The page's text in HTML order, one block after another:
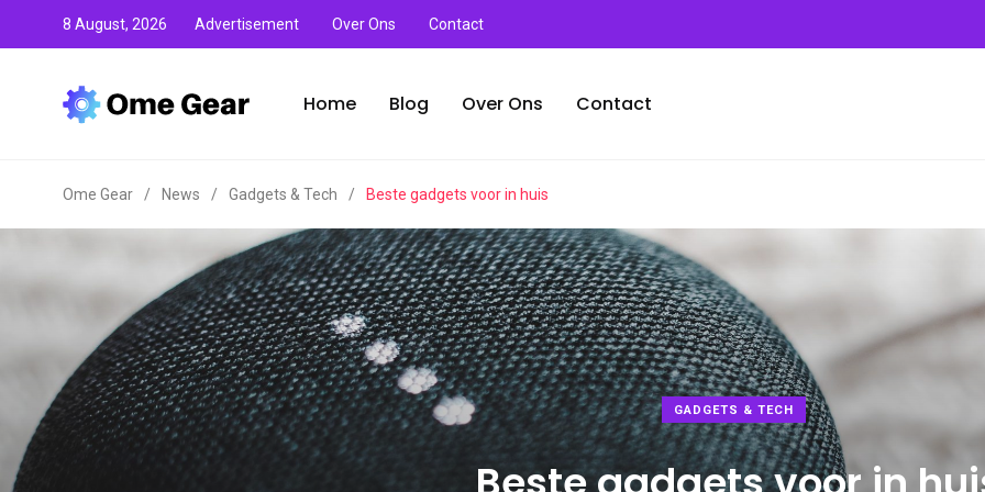
8 August, 2026 Advertisement Over Ons Contact
Home Blog Over Ons Contact
Ome Gear / News / Gadgets & Tech / Beste gadgets voor in huis
GADGETS & TECH